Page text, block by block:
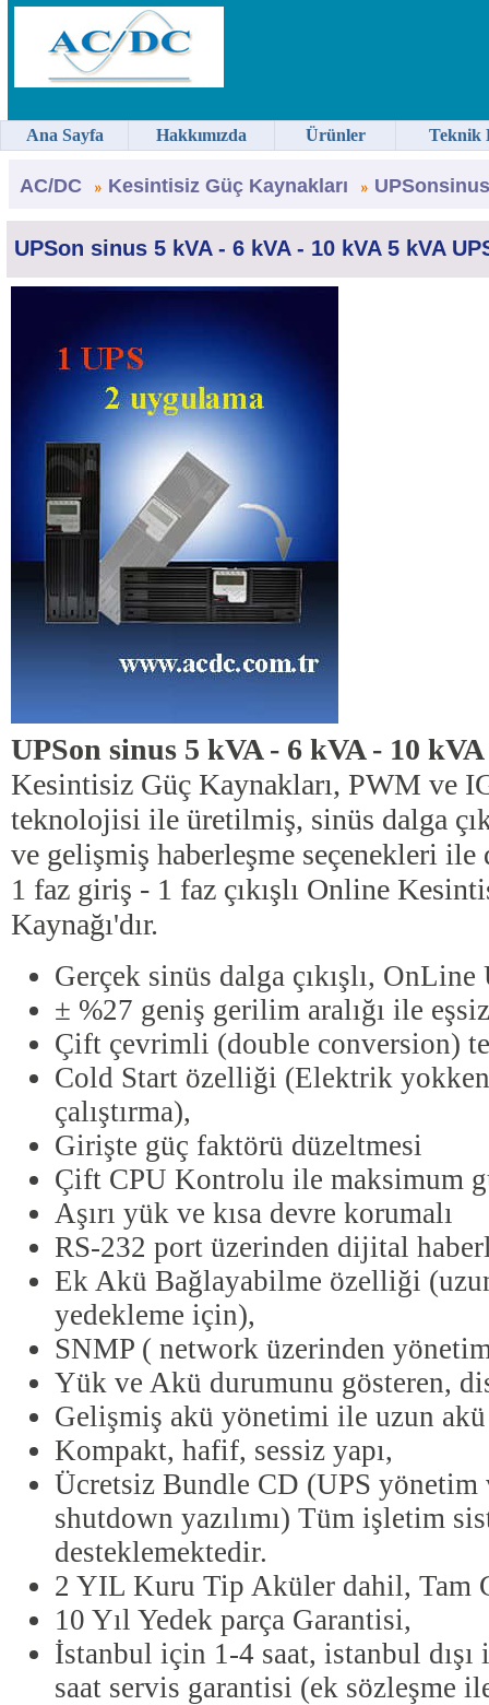
AC/DC Kesintisiz Güç Kaynakları
UPSon sinus 5 kVA - 6 kVA - 10 kVA 5 kVA
UPSon sinus 5 kVA - 6 kVA - 10 kVA
Kesintisiz Güç Kaynakları, PWM ve
teknolojisi ile üretilmiş, sinüs dalga
ve gelişmiş haberleşme seçenekleri ile
1 faz giriş - 1 faz çıkışlı Online
Kaynağı'dır.
Gerçek sinüs dalga çıkışlı, OnLine
± %27 geniş gerilim aralığı ile
Çift çevrimli (double conversion)
Cold Start özelliği (Elektrik
çalıştırma),
Girişte güç faktörü düzeltmesi
Çift CPU Kontrolu ile maksimum
Aşırı yük ve kısa devre korumalı
RS-232 port üzerinden dijital
Ek Akü Bağlayabilme özelliği
yedekleme için),
SNMP ( network üzerinden
Yük ve Akü durumunu gösteren,
Gelişmiş akü yönetimi ile uzun
Kompakt, hafif, sessiz yapı,
Ücretsiz Bundle CD (UPS yönetim
shutdown yazılımı) Tüm işletim
desteklemektedir.
2 YIL Kuru Tip Aküler dahil, Tam
10 Yıl Yedek parça Garantisi,
İstanbul için 1-4 saat, istanbul dışı
saat servis garantisi (ek sözleşme
Ana Sayfa Hakkımızda Ürünler Teknik